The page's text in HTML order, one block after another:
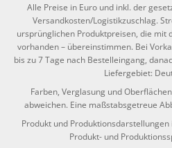
Alle Preise in Euro und inkl. der
Versandkosten/Logistikzuschlag.
ursprünglichen Produktpreisen, die mit
vorhanden – übereinstimmen. Bei
bis zu 7 Tage nach Bestelleingang,
Liefergebiet:
Farben, Verglasung und
abweichen. Eine maßstabsgetreue
Produkt und
Produkt- und